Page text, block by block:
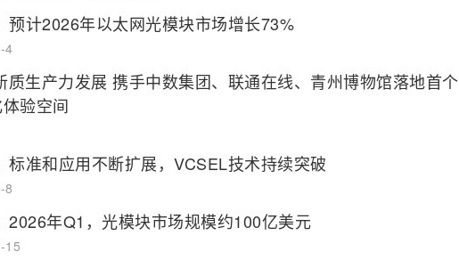
预计2026年以太网光模块市场增长73%
4
质生产力发展 携手中数集团、联通在线、青州博物馆落地首个
验空间
标准和应用不断扩展，VCSEL技术持续突破
8
2026年Q1，光模块市场规模约100亿美元
15